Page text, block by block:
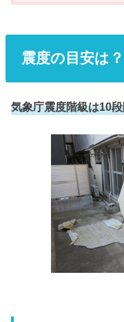
震度の目安は？
気象庁震度階級は10